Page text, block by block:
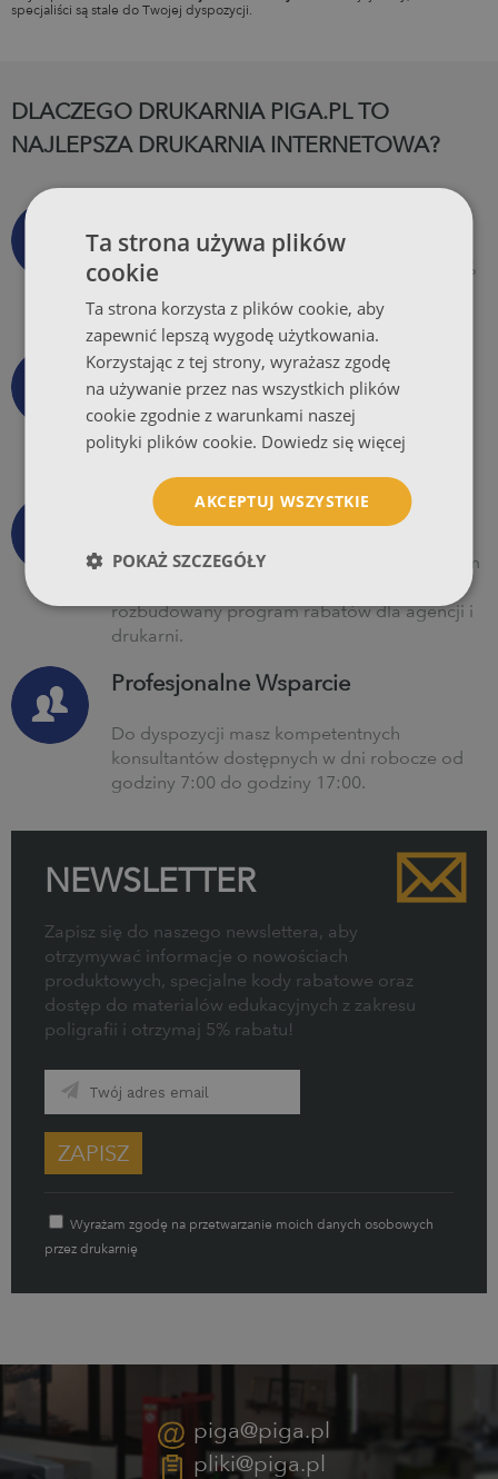
specjaliści są stale do Twojej dyspozycji.
DLACZEGO DRUKARNIA PIGA.PL TO
NAJLEPSZA DRUKARNIA INTERNETOWA?
Obietnica codziennej kalibracji koloru, 99,5%
całkowitej satysfakcji.
Wysyłka Za Darmo
Wszystkie produkty, niezależnie od nakładu
wysyłamy bezpłatnie przy współpracy z
Dobra Cena
Oferujemy jedne z najniższych cen na polskim
rozbudowany program rabatów dla agencji i
drukarni.
Profesjonalne Wsparcie
Do dyspozycji masz kompetentnych
konsultantów dostępnych w dni robocze od
godziny 7:00 do godziny 17:00.
NEWSLETTER
Zapisz się do naszego newslettera, aby
otrzymywać informacje o nowościach
produktowych, specjalne kody rabatowe oraz
dostęp do materiałów edukacyjnych z zakresu
poligrafii i otrzymaj 5% rabatu!
ZAPISZ
Wyrażam zgodę na przetwarzanie moich danych osobowych
przez drukarnię
piga@piga.pl
pliki@piga.pl
Ta strona używa plików
cookie
Ta strona korzysta z plików cookie, aby
zapewnić lepszą wygodę użytkowania.
Korzystając z tej strony, wyrażasz zgodę
na używanie przez nas wszystkich plików
cookie zgodnie z warunkami naszej
polityki plików cookie. Dowiedz się więcej
AKCEPTUJ WSZYSTKIE
POKAŻ SZCZEGÓŁY